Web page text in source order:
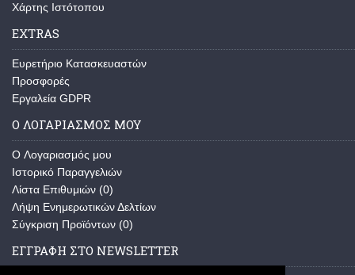
Χάρτης Ιστότοπου
EXTRAS
Ευρετήριο Κατασκευαστών
Προσφορές
Εργαλεία GDPR
Ο ΛΟΓΑΡΙΑΣΜΟΣ ΜΟΥ
O Λογαριασμός μου
Ιστορικό Παραγγελιών
Λίστα Επιθυμιών (0)
Λήψη Ενημερωτικών Δελτίων
Σύγκριση Προϊόντων (0)
ΕΓΓΡΑΦΗ ΣΤΟ NEWSLETTER